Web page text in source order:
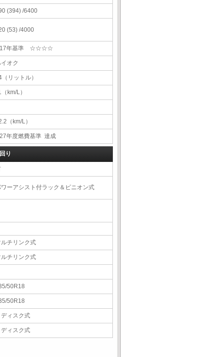
(394) /6400
(53) /4000
年基準 ☆☆☆☆
オク
（リットル）
km/L）
（km/L）
年度燃費基準 達成
り
ーアシスト付ラック＆ピニオン式
チリンク式
チリンク式
50R18
50R18
ィスク式
ィスク式